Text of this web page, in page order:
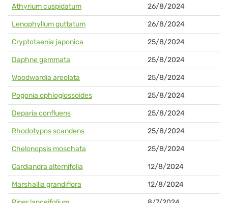
Athyrium cuspidatum 26/8/2024
Lenophyllum guttatum 26/8/2024
Cryptotaenia japonica 25/8/2024
Daphne gemmata 25/8/2024
Woodwardia areolata 25/8/2024
Pogonia ophioglossoides 25/8/2024
Deparia confluens 25/8/2024
Rhodotypos scandens 25/8/2024
Chelonopsis moschata 25/8/2024
Cardiandra alternifolia 12/8/2024
Marshallia grandiflora 12/8/2024